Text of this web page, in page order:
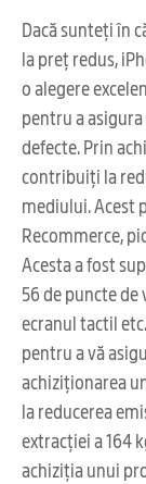
Dacă sunteți în
la preț redus,
o alegere
pentru a
defecte. Prin
contribuiți la
mediului. Acest
Recommerce,
Acesta a fost
56 de puncte
ecranul tactil
pentru a vă
achiziționarea
la reducerea
extracției a 164
achiziția unui